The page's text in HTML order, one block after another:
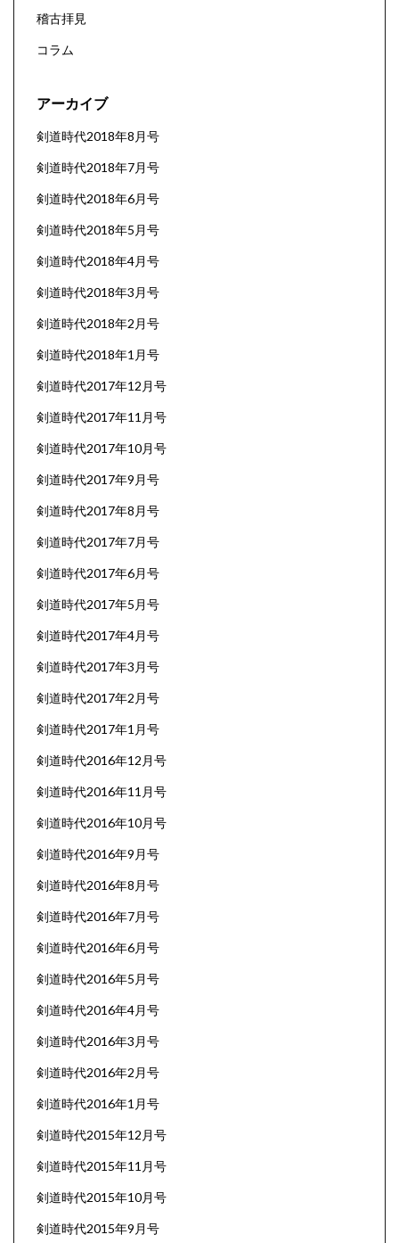
稽古拝見
コラム
アーカイブ
剣道時代2018年8月号
剣道時代2018年7月号
剣道時代2018年6月号
剣道時代2018年5月号
剣道時代2018年4月号
剣道時代2018年3月号
剣道時代2018年2月号
剣道時代2018年1月号
剣道時代2017年12月号
剣道時代2017年11月号
剣道時代2017年10月号
剣道時代2017年9月号
剣道時代2017年8月号
剣道時代2017年7月号
剣道時代2017年6月号
剣道時代2017年5月号
剣道時代2017年4月号
剣道時代2017年3月号
剣道時代2017年2月号
剣道時代2017年1月号
剣道時代2016年12月号
剣道時代2016年11月号
剣道時代2016年10月号
剣道時代2016年9月号
剣道時代2016年8月号
剣道時代2016年7月号
剣道時代2016年6月号
剣道時代2016年5月号
剣道時代2016年4月号
剣道時代2016年3月号
剣道時代2016年2月号
剣道時代2016年1月号
剣道時代2015年12月号
剣道時代2015年11月号
剣道時代2015年10月号
剣道時代2015年9月号